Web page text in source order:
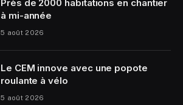
Près de 2000 habitations en chantier
à mi-année
5 août 2026
Le CEM innove avec une popote
roulante à vélo
5 août 2026